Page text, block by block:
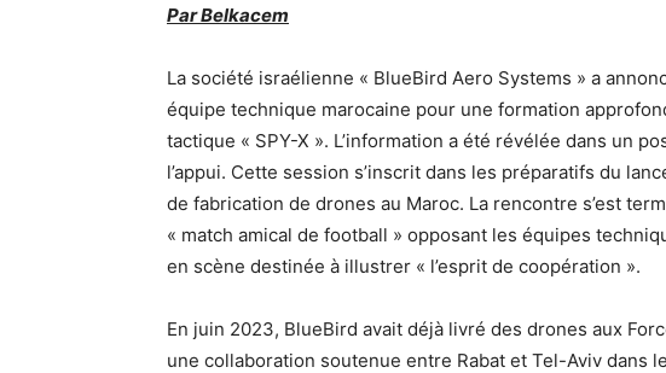
Par Belkacem
La société israélienne « BlueBird Aero Systems » a
équipe technique marocaine pour une formation
tactique « SPY-X ». L’information a été révélée dans un
l’appui. Cette session s’inscrit dans les préparatifs du
de fabrication de drones au Maroc. La rencontre s’est
« match amical de football » opposant les équipes
en scène destinée à illustrer « l’esprit de coopération ».
En juin 2023, BlueBird avait déjà livré des drones aux
une collaboration soutenue entre Rabat et Tel-Aviv dans